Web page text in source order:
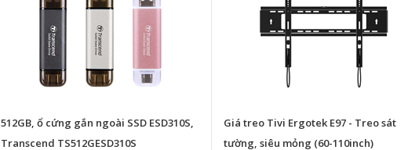
512GB, ổ cứng gắn ngoài SSD ESD310S,
Transcend TS512GESD310S
Giá treo Tivi Ergotek E97 - Treo sát
tường, siêu mỏng (60-110inch)